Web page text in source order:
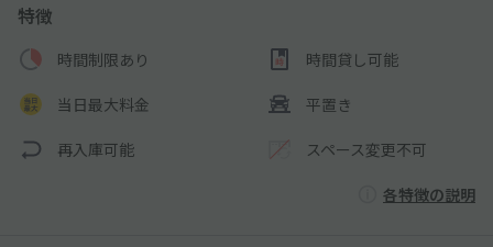
特徴
時間制限あり 時間貸し可能
当日最大料金 平置き
再入庫可能 スペース変更不可
各特徴の説明